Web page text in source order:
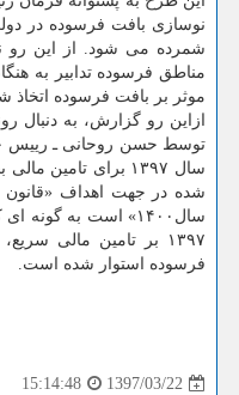
نوسازی بافت فرسوده در
شمرده می ­شود. از این رو
مناطق فرسوده تدابیر به
موثر بر بافت فرسوده اتخاذ
ازاین رو گزارش، به دنبال
سال ۱۳۹۷ برای تامین مالی بخش
شده در جهت اهداف «قانون
سال۱۴۰۰» است به
۱۳۹۷ بر تامین مالی
فرسوده استوار شده است.
1397/03/22
15:14:48